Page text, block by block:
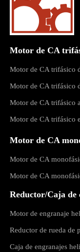
Motor de CA
Motor de CA trifásico
Motor de CA trifásico
Motor de CA trifásico
Motor de CA trifásico
Motor de CA
Motor de CA
Motor de CA
Reductor/Caja de
Motor de engranaje
Reductor de rueda de
Caja de engranajes